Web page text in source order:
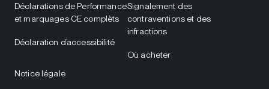
Déclarations de Performance
et marquages CE complèts
Déclaration d’accessibilité
Signalement des
contraventions et des
infractions
Où acheter
Notice légale